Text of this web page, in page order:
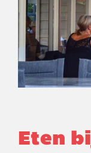
Eten